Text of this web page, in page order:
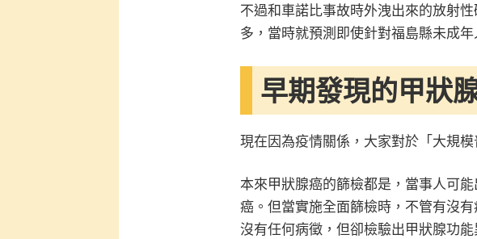
不過和車諾比事故時外洩出來的放射
多，當時就預測即使針對福島縣未成
早期發現的甲狀
現在因為疫情關係，大家對於「大規
本來甲狀腺癌的篩檢都是，當事人可
癌。但當實施全面篩檢時，不管有沒
沒有任何病徵，但卻檢驗出甲狀腺功能